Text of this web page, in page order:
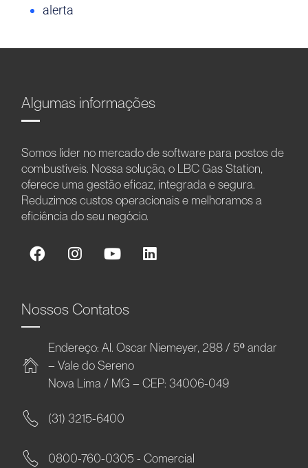
alerta
Algumas informações
Somos líder no mercado de software para postos de
combustíveis. Nossa solução, o LBC Gas Station,
oferece uma gestão eficaz, integrada e segura.
Reduzimos custos operacionais e melhoramos a
eficiência do seu negócio.
Nossos Contatos
Endereço: Al. Oscar Niemeyer, 288 / 5º andar
– Vale do Sereno
Nova Lima / MG – CEP: 34006-049
(31) 3215-6400
0800-760-0305 - Comercial